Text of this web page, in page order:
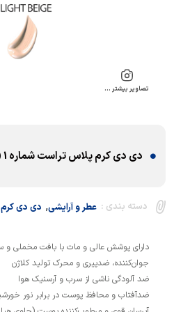
تصاویر بیشتر …
دی دی کرم پلاس تراست شماره 1 (بژ روشن)
دسته بندی : عطر و آرایشی, دی دی کرم